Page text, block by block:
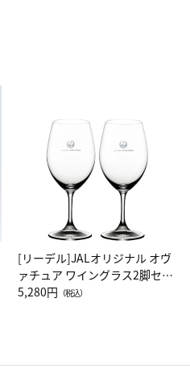
[リーデル]JALオリジナル オヴ
ァチュア ワイングラス2脚セッ
ト（レッドワイン）
5,280円 （税込）